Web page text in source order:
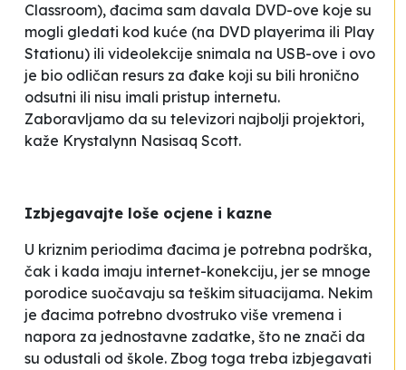
Classroom), đacima sam davala DVD-ove koje su
mogli gledati kod kuće (na DVD playerima ili Play
Stationu) ili videolekcije snimala na USB-ove i ovo
je bio odličan resurs za đake koji su bili hronično
odsutni ili nisu imali pristup internetu.
Zaboravljamo da su televizori najbolji projektori,
kaže Krystalynn Nasisaq Scott.
Izbjegavajte loše ocjene i kazne
U kriznim periodima đacima je potrebna podrška,
čak i kada imaju internet-konekciju, jer se mnoge
porodice suočavaju sa teškim situacijama. Nekim
je đacima potrebno dvostruko više vremena i
napora za jednostavne zadatke, što ne znači da
su odustali od škole. Zbog toga treba izbjegavati